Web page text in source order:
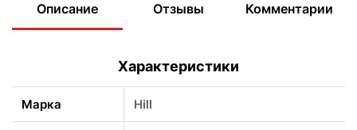
Описание Отзывы Комментарии
Характеристики
Марка Hill